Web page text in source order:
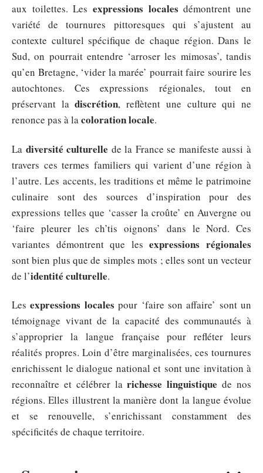
aux toilettes. Les expressions locales démontrent une
variété de tournures pittoresques qui s’ajustent au
contexte culturel spécifique de chaque région. Dans le
Sud, on pourrait entendre ‘arroser les mimosas’, tandis
qu’en Bretagne, ‘vider la marée’ pourrait faire sourire les
autochtones. Ces expressions régionales, tout en
préservant ladiscrétion, reflètent une culture qui ne
renonce pas à lacoloration locale.
La diversité culturelle de la France se manifeste aussi à
travers ces termes familiers qui varient d’une région à
l’autre. Les accents, les traditions et même le patrimoine
culinaire sont des sources d’inspiration pour des
expressions telles que ‘casser la croûte’ en Auvergne ou
‘faire pleurer les ch’tis oignons’ dans le Nord. Ces
variantes démontrent que lesexpressions régionales
sont bien plus que de simples mots ; elles sont un vecteur
de l’identité culturelle.
Lesexpressions locales pour ‘faire son affaire’ sont un
témoignage vivant de la capacité des communautés à
s’approprier la langue française pour refléter leurs
réalités propres. Loin d’être marginalisées, ces tournures
enrichissent le dialogue national et sont une invitation à
reconnaître et célébrer larichesse linguistique de nos
régions. Elles illustrent la manière dont la langue évolue
et se renouvelle, s’enrichissant constamment des
spécificités de chaque territoire.